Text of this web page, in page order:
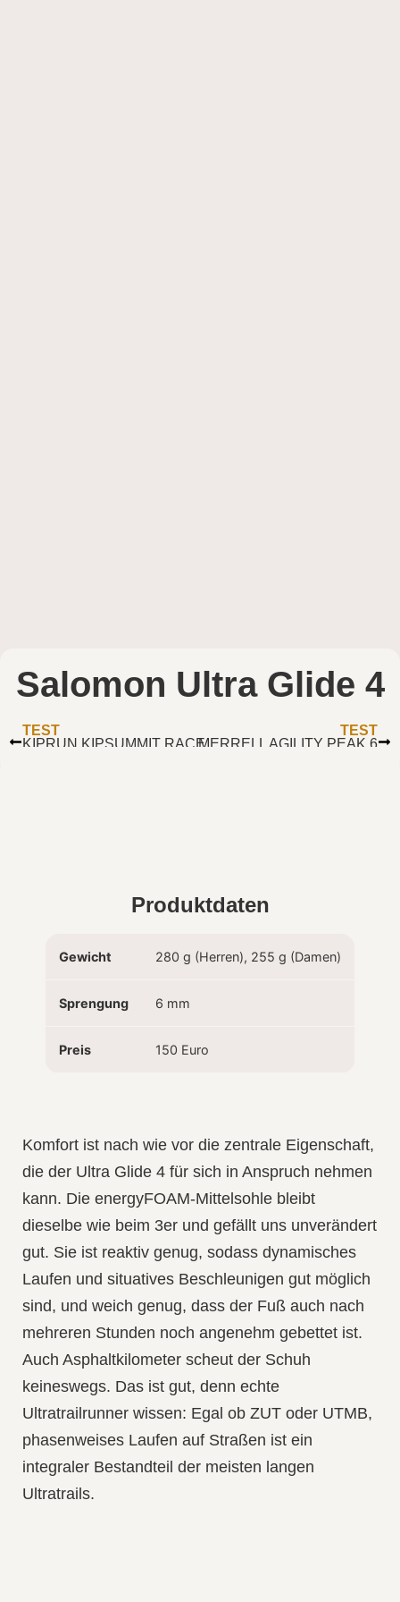
TEST
KIPRUN KIPSUMMIT RACE
TEST
MERRELL AGILITY PEAK 6
Salomon Ultra Glide 4
Produktdaten
Gewicht 280 g (Herren), 255 g (Damen)
Sprengung 6 mm
Preis 150 Euro
Komfort ist nach wie vor die zentrale Eigenschaft,
die der Ultra Glide 4 für sich in Anspruch nehmen
kann. Die energyFOAM-Mittelsohle bleibt
dieselbe wie beim 3er und gefällt uns unverändert
gut. Sie ist reaktiv genug, sodass dynamisches
Laufen und situatives Beschleunigen gut möglich
sind, und weich genug, dass der Fuß auch nach
mehreren Stunden noch angenehm gebettet ist.
Auch Asphaltkilometer scheut der Schuh
keineswegs. Das ist gut, denn echte
Ultratrailrunner wissen: Egal ob ZUT oder UTMB,
phasenweises Laufen auf Straßen ist ein
integraler Bestandteil der meisten langen
Ultratrails.